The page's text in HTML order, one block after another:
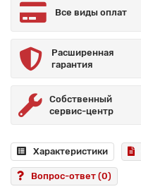
Все виды оплат
Расширенная
гарантия
Собственный
сервис-центр
Характеристики
Вопрос-ответ (0)